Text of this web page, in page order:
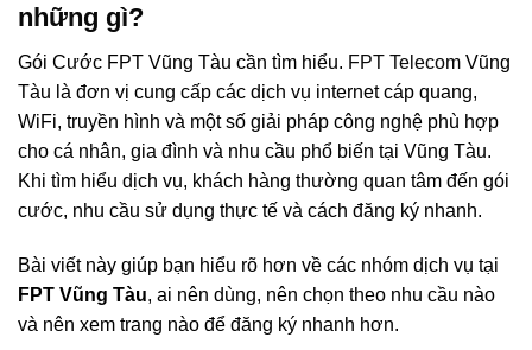
những gì?
Gói Cước FPT Vũng Tàu cần tìm hiểu. FPT TelecomVũng
Tàu là đơn vị cung cấp các dịch vụ internet cáp quang,
WiFi, truyền hình và một số giải pháp công nghệ phù hợp
cho cá nhân, gia đình và nhu cầu phổ biến tại Vũng Tàu.
Khi tìm hiểu dịch vụ, khách hàng thường quan tâm đến gói
cước, nhu cầu sử dụng thực tế và cách đăng ký nhanh.
Bài viết này giúp bạn hiểu rõ hơn về các nhóm dịch vụ tại
FPT Vũng Tàu, ai nên dùng, nên chọn theo nhu cầu nào
và nên xem trang nào để đăng ký nhanh hơn.